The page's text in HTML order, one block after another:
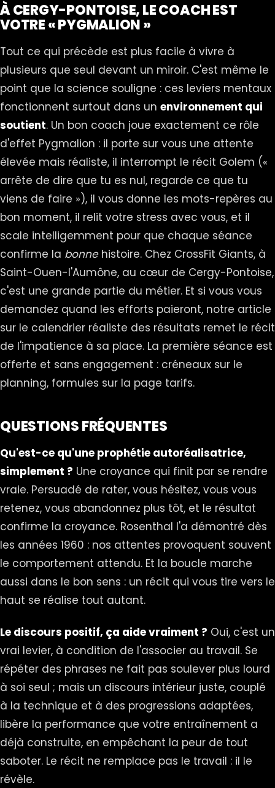
À CERGY-PONTOISE, LE COACH EST
VOTRE « PYGMALION »
Tout ce qui précède est plus facile à vivre à
plusieurs que seul devant un miroir. C'est même le
point que la science souligne : ces leviers mentaux
fonctionnent surtout dans un environnement qui
soutient. Un bon coach joue exactement ce rôle
d'effet Pygmalion : il porte sur vous une attente
élevée mais réaliste, il interrompt le récit Golem («
arrête de dire que tu es nul, regarde ce que tu
viens de faire »), il vous donne les mots-repères au
bon moment, il relit votre stress avec vous, et il
scale intelligemment pour que chaque séance
confirme la bonnehistoire. Chez CrossFit Giants, à
Saint-Ouen-l'Aumône, au cœur de Cergy-Pontoise,
c'est une grande partie du métier. Et si vous vous
demandez quand les efforts paieront, notre article
sur le calendrier réaliste des résultats remet le récit
de l'impatience à sa place. La première séance est
offerte et sans engagement : créneaux sur le
planning, formules sur la page tarifs.
QUESTIONS FRÉQUENTES
Qu'est-ce qu'une prophétie autoréalisatrice,
simplement ? Une croyance qui finit par se rendre
vraie. Persuadé de rater, vous hésitez, vous vous
retenez, vous abandonnez plus tôt, et le résultat
confirme la croyance. Rosenthal l'a démontré dès
les années 1960 : nos attentes provoquent souvent
le comportement attendu. Et la boucle marche
aussi dans le bon sens : un récit qui vous tire vers le
haut se réalise tout autant.
Le discours positif, ça aide vraiment ? Oui, c'est un
vrai levier, à condition de l'associer au travail. Se
répéter des phrases ne fait pas soulever plus lourd
à soi seul ; mais un discours intérieur juste, couplé
à la technique et à des progressions adaptées,
libère la performance que votre entraînement a
déjà construite, en empêchant la peur de tout
saboter. Le récit ne remplace pas le travail : il le
révèle.